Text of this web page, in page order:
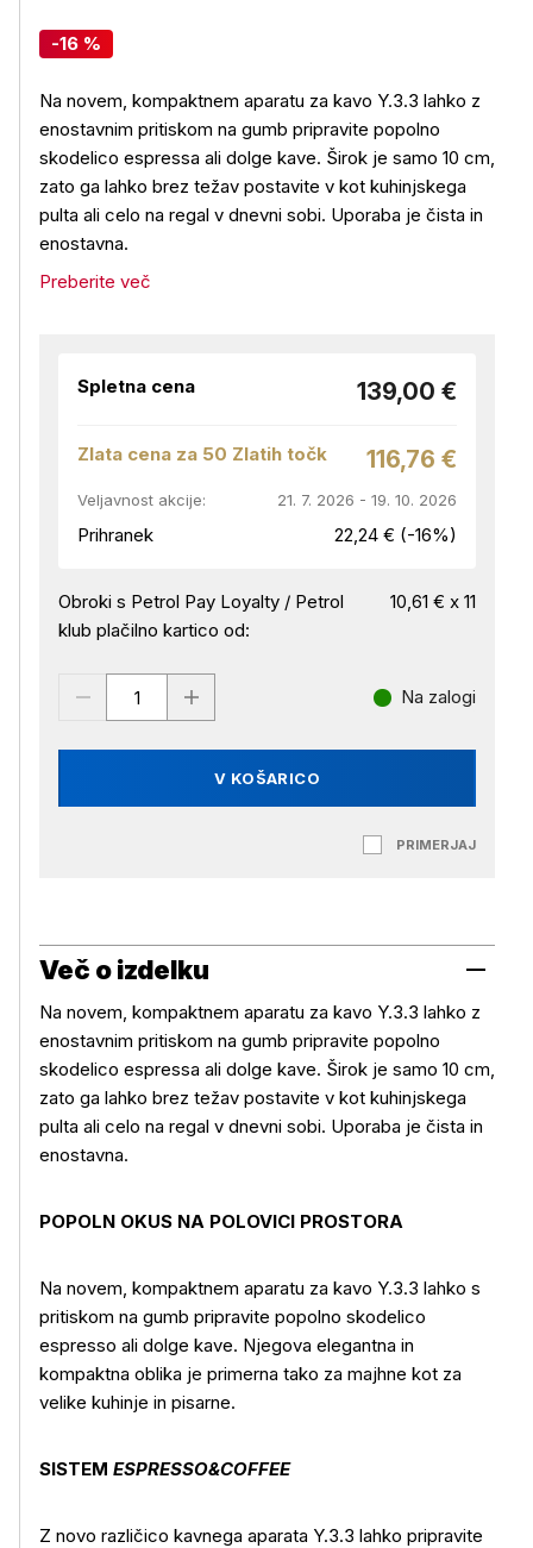
-16 %
Na novem, kompaktnem aparatu za kavo Y.3.3 lahko z
enostavnim pritiskom na gumb pripravite popolno
skodelico espressa ali dolge kave. Širok je samo 10 cm,
zato ga lahko brez težav postavite v kot kuhinjskega
pulta ali celo na regal v dnevni sobi. Uporaba je čista in
enostavna.
Preberite več
Spletna cena 139,00 €
Zlata cena za 50 Zlatih točk 116,76 €
Veljavnost akcije: 21. 7. 2026 - 19. 10. 2026
Prihranek 22,24 € (-16%)
Obroki s Petrol Pay Loyalty / Petrol
klub plačilno kartico od:
10,61 € x 11
V KOŠARICO
Na zalogi
PRIMERJAJ
Več o izdelku
Na novem, kompaktnem aparatu za kavo Y.3.3 lahko z
enostavnim pritiskom na gumb pripravite popolno
skodelico espressa ali dolge kave. Širok je samo 10 cm,
zato ga lahko brez težav postavite v kot kuhinjskega
pulta ali celo na regal v dnevni sobi. Uporaba je čista in
enostavna.
POPOLN OKUS NA POLOVICI PROSTORA
Na novem, kompaktnem aparatu za kavo Y.3.3 lahko s
pritiskom na gumb pripravite popolno skodelico
espresso ali dolge kave. Njegova elegantna in
kompaktna oblika je primerna tako za majhne kot za
velike kuhinje in pisarne.
SISTEM ESPRESSO&COFFEE
Z novo različico kavnega aparata Y.3.3 lahko pripravite